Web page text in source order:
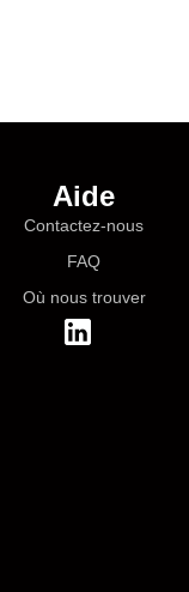
Aide
Contactez-nous
FAQ
Où nous trouver